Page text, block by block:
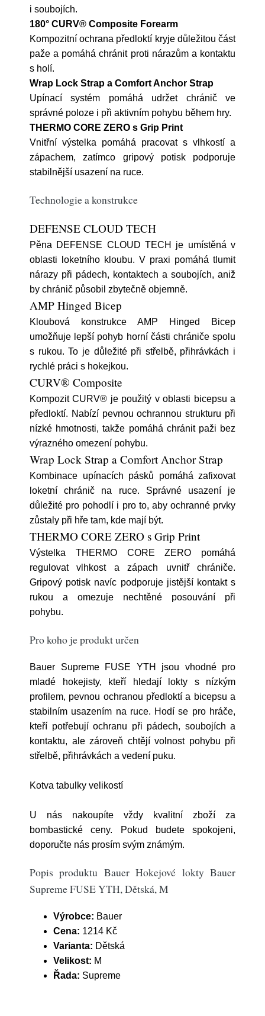
i soubojích.
180° CURV® Composite Forearm
Kompozitní ochrana předloktí kryje důležitou část
paže a pomáhá chránit proti nárazům a kontaktu
s holí.
Wrap Lock Strap a Comfort Anchor Strap
Upínací systém pomáhá udržet chránič ve
správné poloze i při aktivním pohybu během hry.
THERMO CORE ZERO s Grip Print
Vnitřní výstelka pomáhá pracovat s vlhkostí a
zápachem, zatímco gripový potisk podporuje
stabilnější usazení na ruce.
Technologie a konstrukce
DEFENSE CLOUD TECH
Pěna DEFENSE CLOUD TECH je umístěná v
oblasti loketního kloubu. V praxi pomáhá tlumit
nárazy při pádech, kontaktech a soubojích, aniž
by chránič působil zbytečně objemně.
AMP Hinged Bicep
Kloubová konstrukce AMP Hinged Bicep
umožňuje lepší pohyb horní části chrániče spolu
s rukou. To je důležité při střelbě, přihrávkách i
rychlé práci s hokejkou.
CURV® Composite
Kompozit CURV® je použitý v oblasti bicepsu a
předloktí. Nabízí pevnou ochrannou strukturu při
nízké hmotnosti, takže pomáhá chránit paži bez
výrazného omezení pohybu.
Wrap Lock Strap a Comfort Anchor Strap
Kombinace upínacích pásků pomáhá zafixovat
loketní chránič na ruce. Správné usazení je
důležité pro pohodlí i pro to, aby ochranné prvky
zůstaly při hře tam, kde mají být.
THERMO CORE ZERO s Grip Print
Výstelka THERMO CORE ZERO pomáhá
regulovat vlhkost a zápach uvnitř chrániče.
Gripový potisk navíc podporuje jistější kontakt s
rukou a omezuje nechtěné posouvání při
pohybu.
Pro koho je produkt určen
Bauer Supreme FUSE YTH jsou vhodné pro
mladé hokejisty, kteří hledají lokty s nízkým
profilem, pevnou ochranou předloktí a bicepsu a
stabilním usazením na ruce. Hodí se pro hráče,
kteří potřebují ochranu při pádech, soubojích a
kontaktu, ale zároveň chtějí volnost pohybu při
střelbě, přihrávkách a vedení puku.
Kotva tabulky velikostí
U nás nakoupíte vždy kvalitní zboží za
bombastické ceny. Pokud budete spokojeni,
doporučte nás prosím svým známým.
Popis produktu Bauer Hokejové lokty Bauer
Supreme FUSE YTH, Dětská, M
Výrobce: Bauer
Cena: 1214 Kč
Varianta: Dětská
Velikost: M
Řada: Supreme